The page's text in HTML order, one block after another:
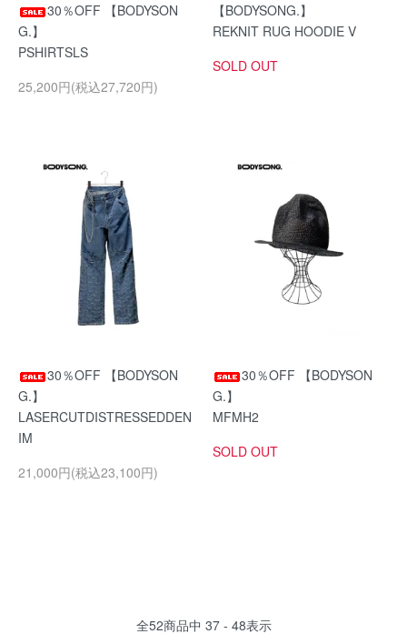
30％OFF 【BODYSON
G.】
PSHIRTSLS
25,200円(税込27,720円)
【BODYSONG.】
REKNIT RUG HOODIE V
SOLD OUT
30％OFF 【BODYSON
G.】
LASERCUTDISTRESSEDDEN
IM
21,000円(税込23,100円)
30％OFF 【BODYSON
G.】
MFMH2
SOLD OUT
全52商品中 37 - 48表示